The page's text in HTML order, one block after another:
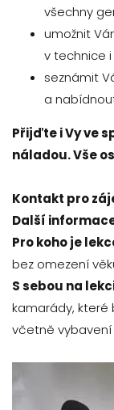
všechny
umožnit
v technice
seznámit
a
Přijďte i Vy ve
náladou. Vše
Kontakt pro
Další
Pro koho je
bez omezení
S sebou na
kamarády,
včetně